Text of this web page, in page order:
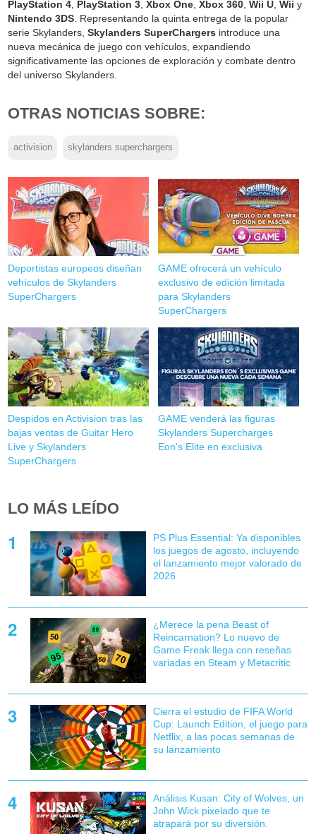
PlayStation 4, PlayStation 3,Xbox One,Xbox 360,Wii U,Wii y
Nintendo 3DS. Representando la quinta entrega de la popular
serie Skylanders,Skylanders SuperChargers introduce una
nueva mecánica de juego con vehículos, expandiendo
significativamente las opciones de exploración y combate dentro
del universo Skylanders.
OTRAS NOTICIAS SOBRE:
activision skylanders superchargers
Deportistas europeos diseñan
vehículos de Skylanders
SuperChargers
GAME ofrecerá un vehículo
exclusivo de edición limitada
para Skylanders
SuperChargers
Despidos en Activision tras las
bajas ventas de Guitar Hero
Live y Skylanders
SuperChargers
GAME venderá las figuras
Skylanders Supercharges
Eon's Elite en exclusiva
LO MÁS LEÍDO
PS Plus Essential: Ya disponibles
los juegos de agosto, incluyendo
el lanzamiento mejor valorado de
2026
¿Merece la pena Beast of
Reincarnation? Lo nuevo de
Game Freak llega con reseñas
variadas en Steam y Metacritic
Cierra el estudio de FIFA World
Cup: Launch Edition, el juego para
Netflix, a las pocas semanas de
su lanzamiento
Análisis Kusan: City of Wolves, un
John Wick pixelado que te
atrapará por su diversión.